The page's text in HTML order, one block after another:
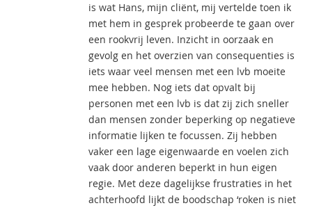
is wat Hans, mijn cliënt, mij vertelde toen ik
met hem in gesprek probeerde te gaan over
een rookvrij leven. Inzicht in oorzaak en
gevolg en het overzien van consequenties is
iets waar veel mensen met een lvb moeite
mee hebben. Nog iets dat opvalt bij
personen met een lvb is dat zij zich sneller
dan mensen zonder beperking op negatieve
informatie lijken te focussen. Zij hebben
vaker een lage eigenwaarde en voelen zich
vaak door anderen beperkt in hun eigen
regie. Met deze dagelijkse frustraties in het
achterhoofd lijkt de boodschap ‘roken is niet